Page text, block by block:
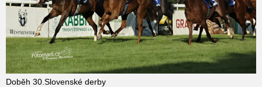
Doběh 30.Slovenské derby